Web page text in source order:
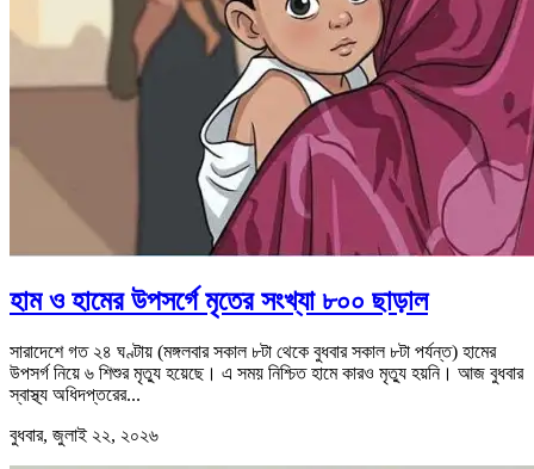
হাম ও হামের উপসর্গে মৃতের সংখ্যা ৮০০ ছাড়াল
সারাদেশে গত ২৪ ঘণ্টায় (মঙ্গলবার সকাল ৮টা থেকে বুধবার সকাল ৮টা পর্যন্ত) হামের
উপসর্গ নিয়ে ৬ শিশুর মৃত্যু হয়েছে। এ সময় নিশ্চিত হামে কারও মৃত্যু হয়নি। আজ বুধবার
স্বাস্থ্য অধিদপ্তরের...
বুধবার, জুলাই ২২, ২০২৬